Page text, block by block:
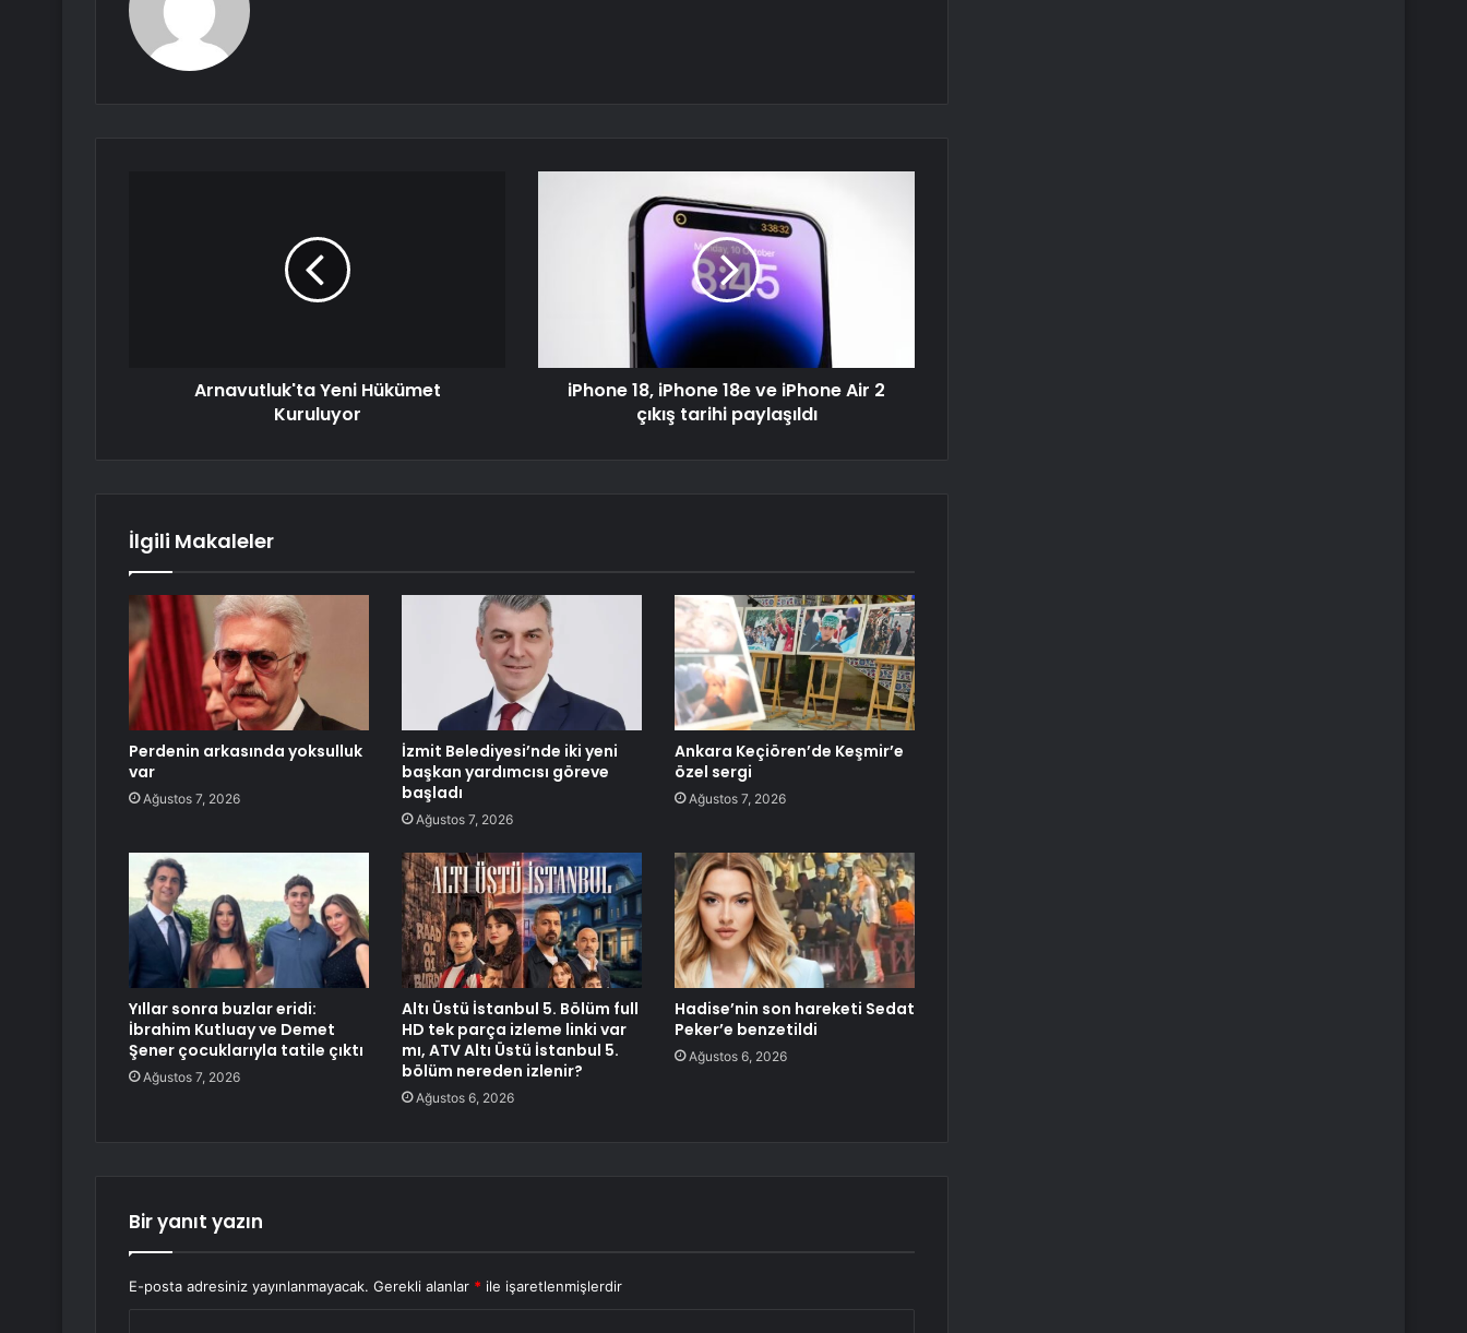
Arnavutluk'ta Yeni Hükümet
Kuruluyor
iPhone 18, iPhone 18e ve iPhone Air 2
çıkış tarihi paylaşıldı
İlgili Makaleler
Perdenin arkasında yoksulluk
var
Ağustos 7, 2026
İzmit Belediyesi’nde iki yeni
başkan yardımcısı göreve
başladı
Ağustos 7, 2026
Ankara Keçiören’de Keşmir’e
özel sergi
Ağustos 7, 2026
Yıllar sonra buzlar eridi:
İbrahim Kutluay ve Demet
Şener çocuklarıyla tatile çıktı
Ağustos 7, 2026
Altı Üstü İstanbul 5. Bölüm full
HD tek parça izleme linki var
mı, ATV Altı Üstü İstanbul 5.
bölüm nereden izlenir?
Ağustos 6, 2026
Hadise’nin son hareketi Sedat
Peker’e benzetildi
Ağustos 6, 2026
Bir yanıt yazın
E-posta adresiniz yayınlanmayacak. Gerekli alanlar * ile işaretlenmişlerdir